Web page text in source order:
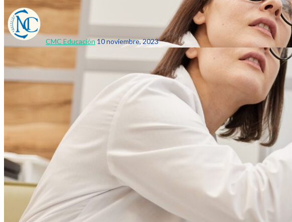
CMC Educación10 noviembre, 2023